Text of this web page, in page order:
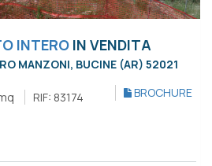
INTERO IN VENDITA
MANZONI, BUCINE (AR) 52021
RIF: 83174 BROCHURE